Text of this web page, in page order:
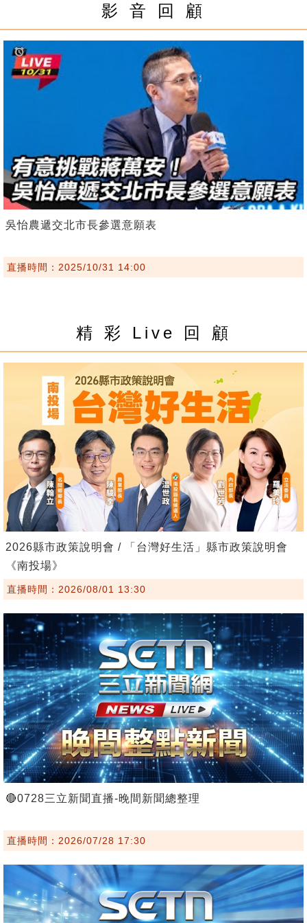
影 音 回 顧
吳怡農遞交北市長參選意願表
直播時間：2025/10/31 14:00
精 彩 Live 回 顧
2026縣市政策說明會 / 「台灣好生活」縣市政策說明會
《南投場》
直播時間：2026/08/01 13:30
🔴0728三立新聞直播-晚間新聞總整理
直播時間：2026/07/28 17:30